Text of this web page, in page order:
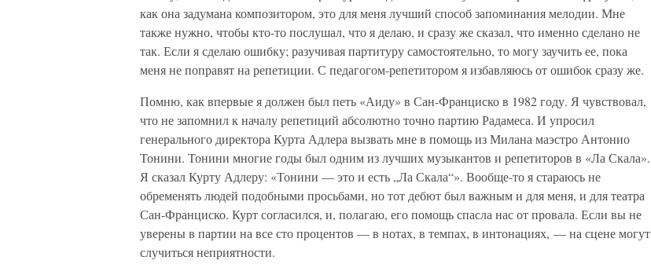
как она задумана композитором, это для меня лучший способ запоминания мелодии. Мне
также нужно, чтобы кто-то послушал, что я делаю, и сразу же сказал, что именно сделано не
так. Если я сделаю ошибку; разучивая партитуру самостоятельно, то могу заучить ее, пока
меня не поправят на репетиции. С педагогом-репетитором я избавляюсь от ошибок сразу же.
Помню, как впервые я должен был петь «Аиду» в Сан-Франциско в 1982 году. Я чувствовал,
что не запомнил к началу репетиций абсолютно точно партию Радамеса. И упросил
генерального директора Курта Адлера вызвать мне в помощь из Милана маэстро Антонио
Тонини. Тонини многие годы был одним из лучших музыкантов и репетиторов в «Ла Скала».
Я сказал Курту Адлеру: «Тонини — это и есть „Ла Скала“». Вообще-то я стараюсь не
обременять людей подобными просьбами, но тот дебют был важным и для меня, и для театра
Сан-Франциско. Курт согласился, и, полагаю, его помощь спасла нас от провала. Если вы не
уверены в партии на все сто процентов — в нотах, в темпах, в интонациях, — на сцене могут
случиться неприятности.